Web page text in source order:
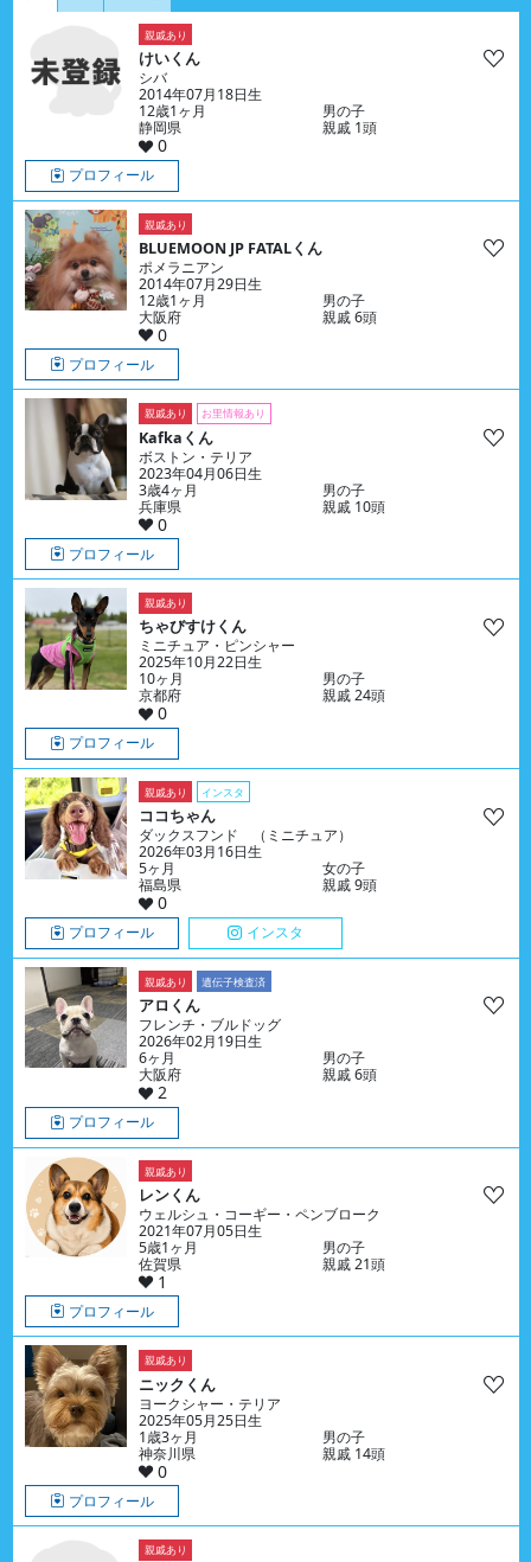
親戚あり
けいくん
シバ
2014年07月18日生
12歳1ヶ月
男の子
静岡県
親戚 1頭
0
プロフィール
親戚あり
BLUEMOON JP FATALくん
ポメラニアン
2014年07月29日生
12歳1ヶ月
男の子
大阪府
親戚 6頭
0
プロフィール
親戚あり お里情報あり
Kafkaくん
ボストン・テリア
2023年04月06日生
3歳4ヶ月
男の子
兵庫県
親戚 10頭
0
プロフィール
親戚あり
ちゃびすけくん
ミニチュア・ピンシャー
2025年10月22日生
10ヶ月
男の子
京都府
親戚 24頭
0
プロフィール
親戚あり インスタ
ココちゃん
ダックスフンド （ミニチュア）
2026年03月16日生
5ヶ月
女の子
福島県
親戚 9頭
0
プロフィール インスタ
親戚あり 遺伝子検査済
アロくん
フレンチ・ブルドッグ
2026年02月19日生
6ヶ月
男の子
大阪府
親戚 6頭
2
プロフィール
親戚あり
レンくん
ウェルシュ・コーギー・ペンブローク
2021年07月05日生
5歳1ヶ月
男の子
佐賀県
親戚 21頭
1
プロフィール
親戚あり
ニックくん
ヨークシャー・テリア
2025年05月25日生
1歳3ヶ月
男の子
神奈川県
親戚 14頭
0
プロフィール
親戚あり